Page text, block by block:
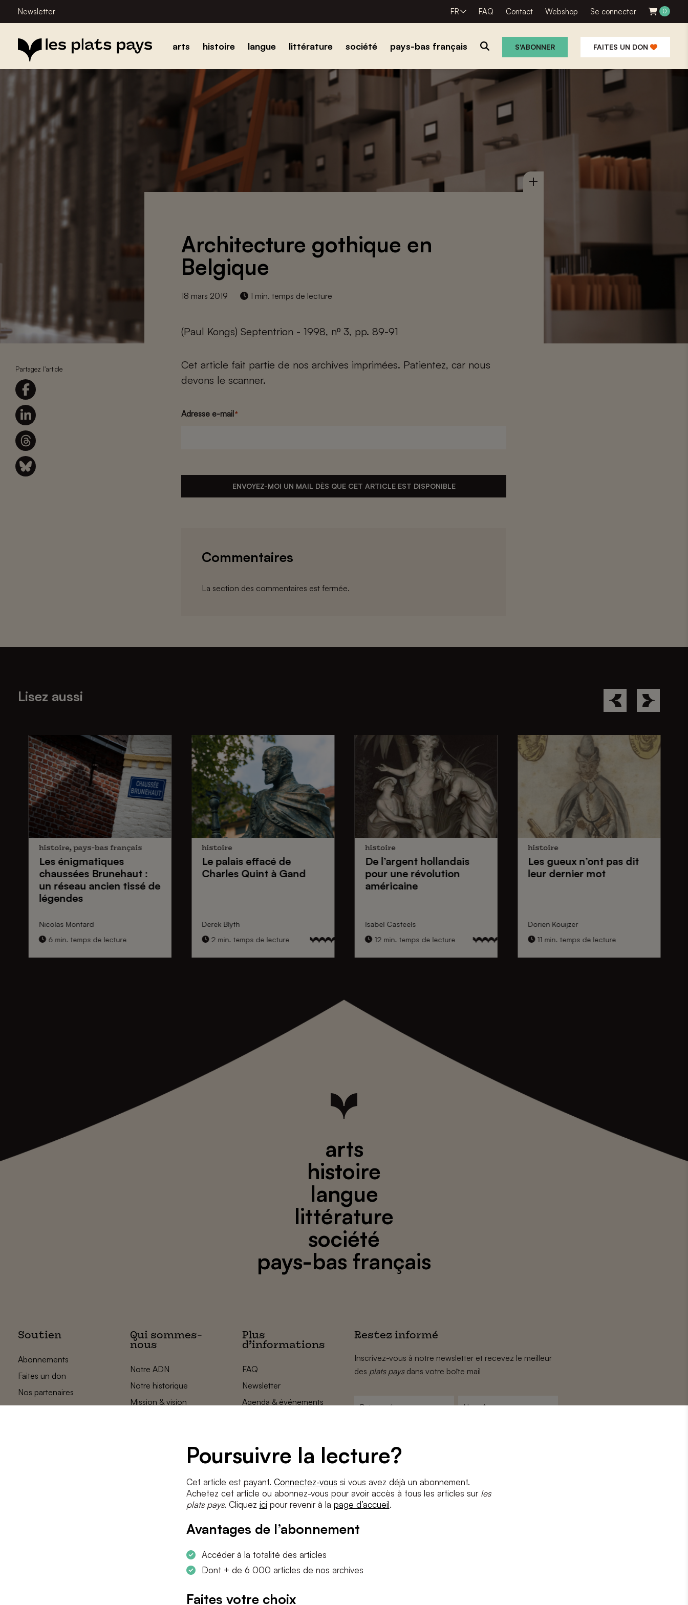
Newsletter FR FAQ Contact Webshop Se connecter 0
arts histoire langue littérature société pays-bas français S'ABONNER FAITES UN DON
Partagez l'article
Architecture gothique en
Belgique
18 mars 2019 1 min. temps de lecture
(Paul Kongs) Septentrion - 1998, nº 3, pp. 89-91
Cet article fait partie de nos archives imprimées. Patientez, car nous
devons le scanner.
Adresse e-mail *
ENVOYEZ-MOI UN MAIL DÈS QUE CET ARTICLE EST DISPONIBLE
Commentaires
La section des commentaires est fermée.
Lisez aussi
histoire, pays-bas français
Les énigmatiques
chaussées Brunehaut:
un réseau ancien tissé de
légendes
Nicolas Montard
6 min. temps de lecture
histoire
Le palais effacé de
Charles Quintà Gand
Derek Blyth
2 min. temps de lecture
histoire
De l’argent hollandais
pour une révolution
américaine
Isabel Casteels
12 min. temps de lecture
histoire
Les gueuxn’ont pas dit
leur dernier mot
Dorien Kouijzer
11 min. temps de lecture
Poursuivre la lecture?
Cet article est payant. Connectez-vous si vous avez déjà un abonnement.
Achetez cet article ou abonnez-vous pour avoir accès à tous les articles sur les
plats pays. Cliquez ici pour revenir à la page d’accueil.
Avantages de l’abonnement
Accéder à la totalité des articles
Dont + de 6 000 articles de nos archives
Faites votre choix
arts
histoire
langue
littérature
société
pays-bas français
Soutien
Abonnements
Faites un don
Nos partenaires
Qui sommes-
nous
Notre ADN
Notre historique
Mission & vision
Plus
d’informations
FAQ
Newsletter
Agenda & événements
Paramètres des cookies
Restez informé
Inscrivez-vous à notre newsletter et recevez le meilleur
des plats paysdans votre boîte mail
e-
mail
Conditions *
J'accepteles termes et conditionsetla politique de confidentialité